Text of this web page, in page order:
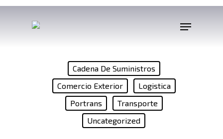
Cadena De Suministros
Comercio Exterior
Logistica
Portrans
Transporte
Uncategorized